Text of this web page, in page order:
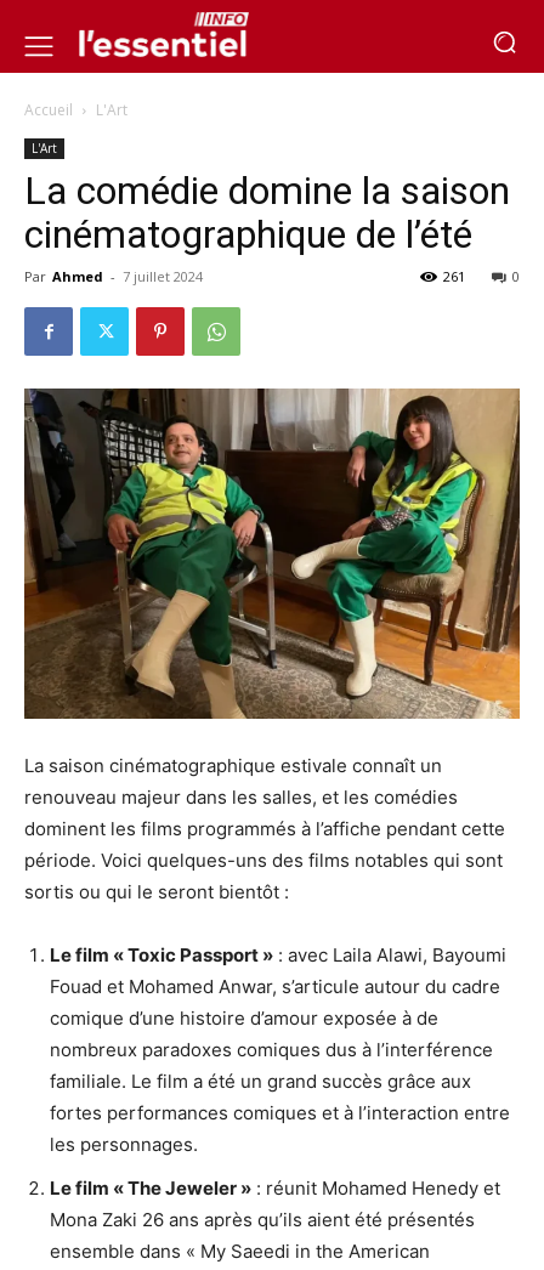
Accueil L'Art
L'Art
La comédie domine la saison
cinématographique de l’été
Par Ahmed - 7 juillet 2024 0
261
La saison cinématographique estivale connaît un
renouveau majeur dans les salles, et les comédies
dominent les films programmés à l’affiche pendant cette
période. Voici quelques-uns des films notables qui sont
sortis ou qui le seront bientôt :
Le film « Toxic Passport » : avec Laila Alawi, Bayoumi
Fouad et Mohamed Anwar, s’articule autour du cadre
comique d’une histoire d’amour exposée à de
nombreux paradoxes comiques dus à l’interférence
familiale. Le film a été un grand succès grâce aux
fortes performances comiques et à l’interaction entre
les personnages.
Le film « The Jeweler » : réunit Mohamed Henedy et
Mona Zaki 26 ans après qu’ils aient été présentés
ensemble dans « My Saeedi in the American